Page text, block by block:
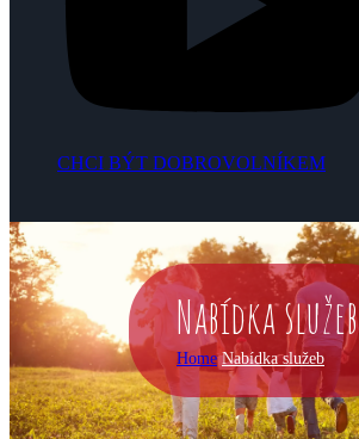
CHCI BÝT DOBROVOLNÍKEM
Nabídka služeb
Home Nabídka služeb